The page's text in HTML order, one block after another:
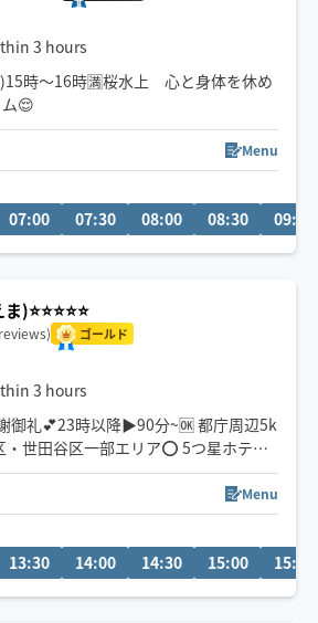
3 hours
時〜16時🈵桜水上 心と身体を休め
😌
Menu
07:00 07:30 08:00 08:30 09:00
)⭐️⭐️⭐️⭐️⭐️
ゴールド
3 hours
御礼💕23時以降▶︎90分~🆗 都庁周辺5k
世田谷区一部エリア⭕️ 5つ星ホテル
信頼の証‼️ 施術延べ人数1万人超🌈 骨
バランスを整えるケアが得意です✨
おすすめ💕(チャットで事前にお知ら
チャンネルで紹介されています♪
Menu
13:30 14:00 14:30 15:00 15:30